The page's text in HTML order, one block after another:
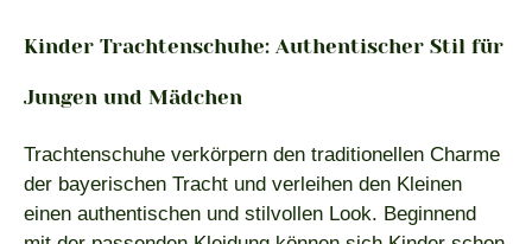
Kinder Trachtenschuhe: Authentischer Stil für
Jungen und Mädchen
Trachtenschuhe verkörpern den traditionellen Charme
der bayerischen Tracht und verleihen den Kleinen
einen authentischen und stilvollen Look. Beginnend